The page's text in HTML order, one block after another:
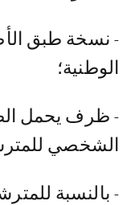
- نسخة طبق
الوطنية؛
- ظرف يحمل
الشخصي
- بالنسبة